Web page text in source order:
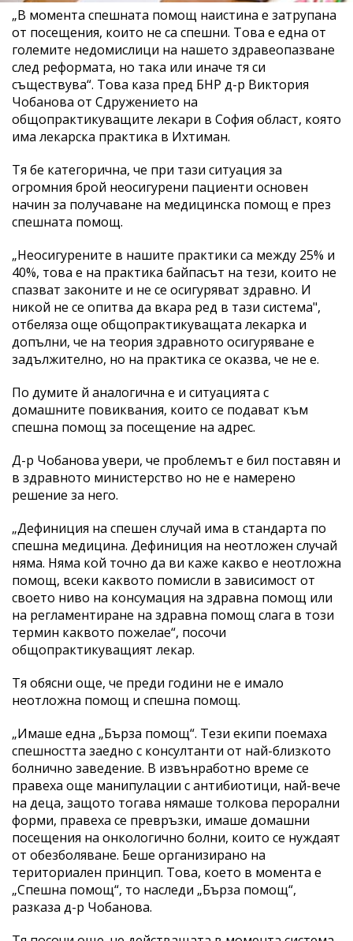
„В момента спешната помощ наистина е затрупана
от посещения, които не са спешни. Това е една от
големите недомислици на нашето здравеопазване
след реформата, но така или иначе тя си
съществува“. Това каза пред БНР д-р Виктория
Чобанова от Сдружението на
общопрактикуващите лекари в София област, която
има лекарска практика в Ихтиман.
Тя бе категорична, че при тази ситуация за
огромния брой неосигурени пациенти основен
начин за получаване на медицинска помощ е през
спешната помощ.
„Неосигурените в нашите практики са между 25% и
40%, това е на практика байпасът на тези, които не
спазват законите и не се осигуряват здравно. И
никой не се опитва да вкара ред в тази система",
отбеляза още общопрактикуващата лекарка и
допълни, че на теория здравното осигуряване е
задължително, но на практика се оказва, че не е.
По думите й аналогична е и ситуацията с
домашните повиквания, които се подават към
спешна помощ за посещение на адрес.
Д-р Чобанова увери, че проблемът е бил поставян и
в здравното министерство но не е намерено
решение за него.
„Дефиниция на спешен случай има в стандарта по
спешна медицина. Дефиниция на неотложен случай
няма. Няма кой точно да ви каже какво е неотложна
помощ, всеки каквото помисли в зависимост от
своето ниво на консумация на здравна помощ или
на регламентиране на здравна помощ слага в този
термин каквото пожелае“, посочи
общопрактикуващият лекар.
Тя обясни още, че преди години не е имало
неотложна помощ и спешна помощ.
„Имаше една „Бърза помощ“. Тези екипи поемаха
спешността заедно с консултанти от най-близкото
болнично заведение. В извънработно време се
правеха още манипулации с антибиотици, най-вече
на деца, защото тогава нямаше толкова перорални
форми, правеха се превръзки, имаше домашни
посещения на онкологично болни, които се нуждаят
от обезболяване. Беше организирано на
териториален принцип. Това, което в момента е
„Спешна помощ“, то наследи „Бърза помощ“,
разказа д-р Чобанова.